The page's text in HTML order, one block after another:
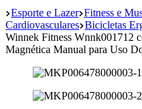
Esporte e Lazer Fitness e
Cardiovasculares Bicicletas
Winnek Fitness Wnnk001712
Magnética Manual para Uso